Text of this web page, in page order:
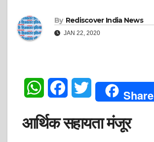
By Rediscover India News
JAN 22, 2020
W
a c i
Share
आर्थिक सहायता मंजूर